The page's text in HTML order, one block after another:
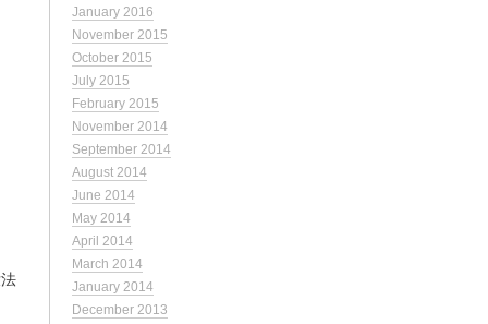
January 2016
November 2015
October 2015
July 2015
February 2015
November 2014
September 2014
August 2014
June 2014
May 2014
April 2014
March 2014
January 2014
December 2013